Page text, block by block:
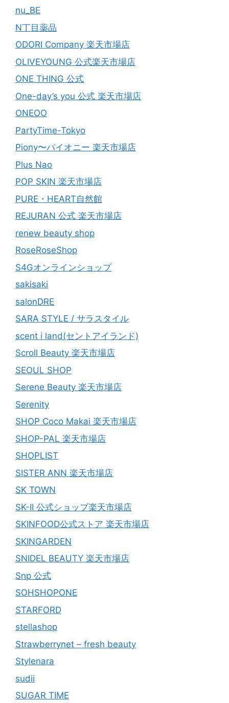
nu_BE
N丁目薬品
ODORI Company 楽天市場店
OLIVEYOUNG 公式楽天市場店
ONE THING 公式
One-day’s you 公式 楽天市場店
ONEOO
PartyTime-Tokyo
Piony〜パイオニー 楽天市場店
Plus Nao
POP SKIN 楽天市場店
PURE・HEART自然館
REJURAN 公式 楽天市場店
renew beauty shop
RoseRoseShop
S4Gオンラインショップ
sakisaki
salonDRE
SARA STYLE / サラスタイル
scent i land(セントアイランド)
Scroll Beauty 楽天市場店
SEOUL SHOP
Serene Beauty 楽天市場店
Serenity
SHOP Coco Makai 楽天市場店
SHOP-PAL 楽天市場店
SHOPLIST
SISTER ANN 楽天市場店
SK TOWN
SK-II 公式ショップ楽天市場店
SKINFOOD公式ストア 楽天市場店
SKINGARDEN
SNIDEL BEAUTY 楽天市場店
Snp 公式
SOHSHOPONE
STARFORD
stellashop
Strawberrynet – fresh beauty
Stylenara
sudii
SUGAR TIME